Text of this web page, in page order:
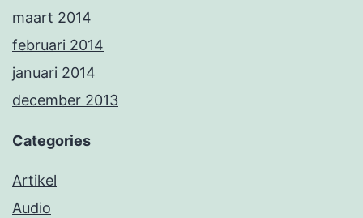
maart 2014
februari 2014
januari 2014
december 2013
Categories
Artikel
Audio